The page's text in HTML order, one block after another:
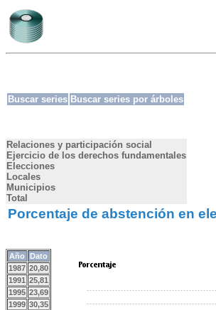
Buscar series Buscar series por árboles
Relaciones y participación social
Ejercicio de los derechos fundamentales
Elecciones
Locales
Municipios
Total
Porcentaje de abstención en
Año
Dato
1987 20,80
1991 25,81
1995 23,69
1999 30,35